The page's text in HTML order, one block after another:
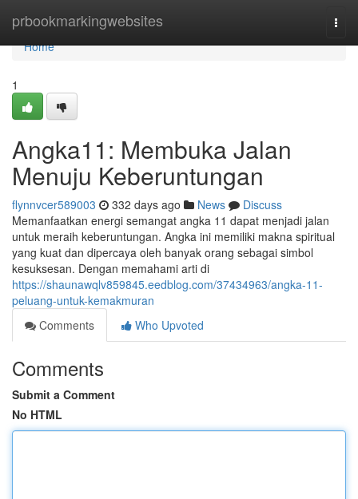
prbookmarkingwebsites
Home
Home
1
Angka11: Membuka Jalan
Menuju Keberuntungan
flynnvcer589003 332 days ago News
Discuss
Memanfaatkan energi semangat angka 11 dapat menjadi jalan
untuk meraih keberuntungan. Angka ini memiliki makna spiritual
yang kuat dan dipercaya oleh banyak orang sebagai simbol
kesuksesan. Dengan memahami arti di
https://shaunawqlv859845.eedblog.com/37434963/angka-11-
peluang-untuk-kemakmuran
Comments
Who Upvoted
Comments
Submit a Comment
No HTML